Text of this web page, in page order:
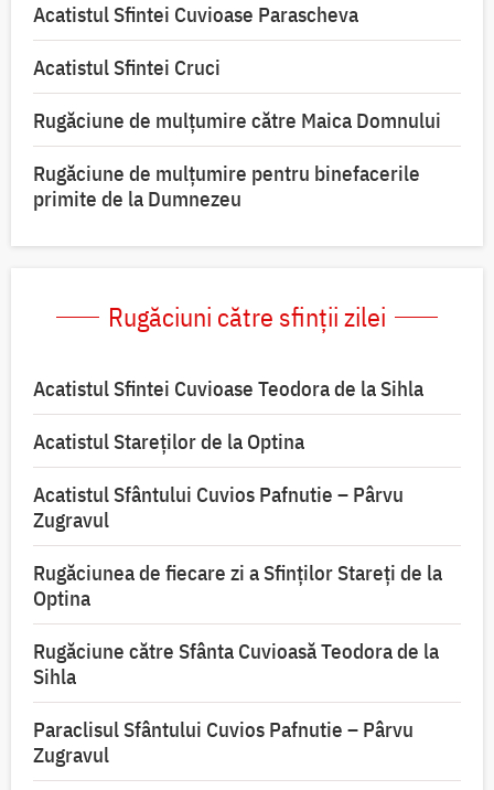
Acatistul Sfintei Cuvioase Parascheva
Acatistul Sfintei Cruci
Rugăciune de mulţumire către Maica Domnului
Rugăciune de mulțumire pentru binefacerile
primite de la Dumnezeu
Rugăciuni către sfinții zilei
Acatistul Sfintei Cuvioase Teodora de la Sihla
Acatistul Stareţilor de la Optina
Acatistul Sfântului Cuvios Pafnutie – Pârvu
Zugravul
Rugăciunea de fiecare zi a Sfinților Stareți de la
Optina
Rugăciune către Sfânta Cuvioasă Teodora de la
Sihla
Paraclisul Sfântului Cuvios Pafnutie – Pârvu
Zugravul